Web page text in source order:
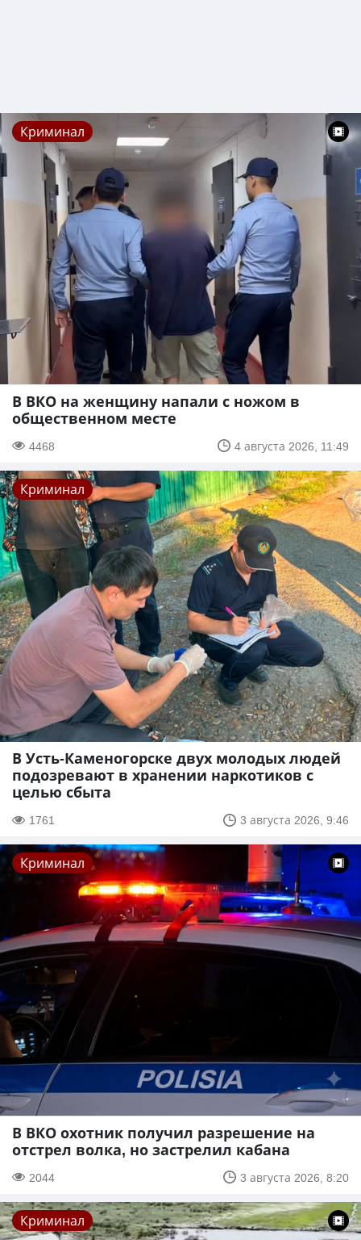
Криминал
В ВКО на женщину напали с ножом в
общественном месте
4468 4 августа 2026, 11:49
Криминал
В Усть-Каменогорске двух молодых людей
подозревают в хранении наркотиков с
целью сбыта
1761 3 августа 2026, 9:46
Криминал
В ВКО охотник получил разрешение на
отстрел волка, но застрелил кабана
2044 3 августа 2026, 8:20
Криминал